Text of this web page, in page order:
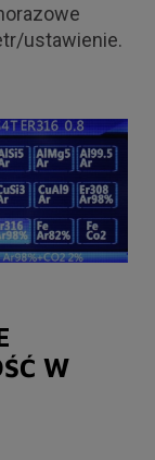
ustawienie.
W